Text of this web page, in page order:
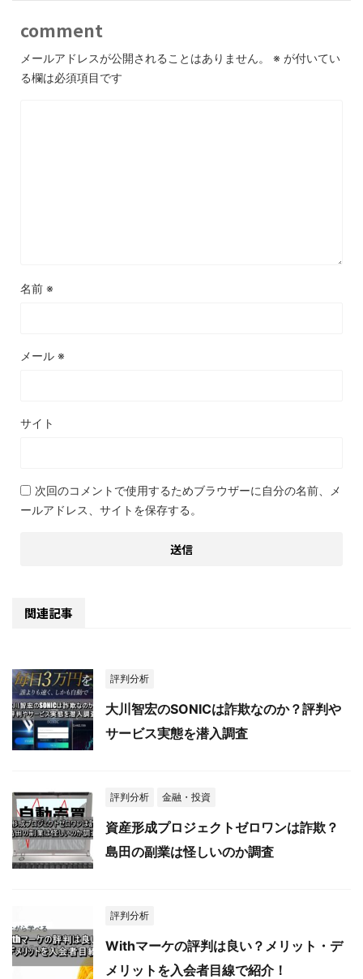
comment
メールアドレスが公開されることはありません。 ※ が付いてい
る欄は必須項目です
名前 ※
メール ※
サイト
次回のコメントで使用するためブラウザーに自分の名前、メ
ールアドレス、サイトを保存する。
関連記事
評判分析
大川智宏のSONICは詐欺なのか？評判や
サービス実態を潜入調査
評判分析 金融・投資
資産形成プロジェクトゼロワンは詐欺？
島田の副業は怪しいのか調査
評判分析
Withマーケの評判は良い？メリット・デ
メリットを入会者目線で紹介！